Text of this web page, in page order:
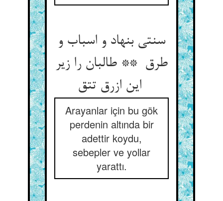
سنتی بنهاد و اسباب و
طرق ** طالبان را زیر
Arayanlar için bu gök
perdenin altında bir
adettir koydu,
sebepler ve yollar
yarattı.